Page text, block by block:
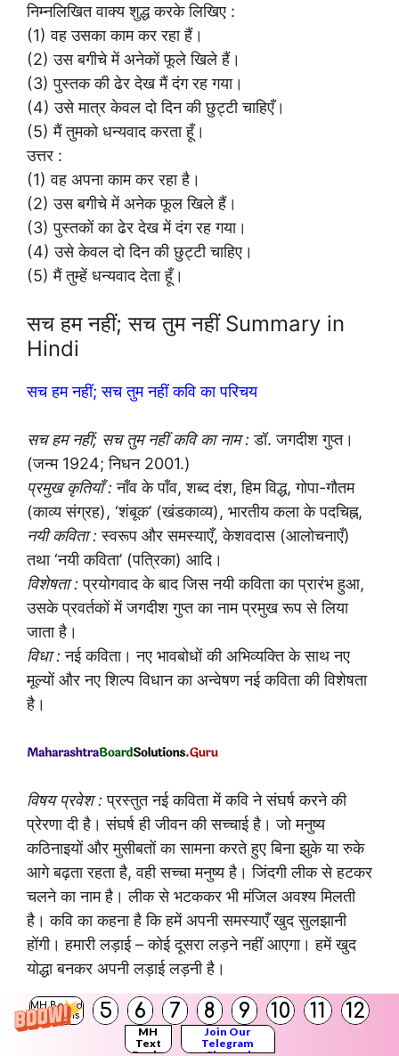
MH Board
Solutions
5 6 7 8 9 10 11 12
MH
Text
Join Our
Telegram
निम्नलिखित वाक्य शुद्ध करके लिखिए :
(1) वह उसका काम कर रहा हैं।
(2) उस बगीचे में अनेकों फूले खिले हैं।
(3) पुस्तक की ढेर देख मैं दंग रह गया।
(4) उसे मात्र केवल दो दिन की छुट्टी चाहिएँ।
(5) मैं तुमको धन्यवाद करता हूँ।
उत्तर :
(1) वह अपना काम कर रहा है।
(2) उस बगीचे में अनेक फूल खिले हैं।
(3) पुस्तकों का ढेर देख में दंग रह गया।
(4) उसे केवल दो दिन की छुट्टी चाहिए।
(5) मैं तुम्हें धन्यवाद देता हूँ।
सच हम नहीं; सच तुम नहीं Summary in
Hindi
सच हम नहीं; सच तुम नहीं कवि का परिचय
सच हम नहीं; सच तुम नहीं कवि का नाम : डॉ. जगदीश गुप्त।
(जन्म 1924; निधन 2001.)
प्रमुख कृतियाँ : नाँव के पाँव, शब्द दंश, हिम विद्ध, गोपा-गौतम
(काव्य संग्रह), ‘शंबूक’ (खंडकाव्य), भारतीय कला के पदचिह्न,
नयी कविता : स्वरूप और समस्याएँ, केशवदास (आलोचनाएँ)
तथा ‘नयी कविता’ (पत्रिका) आदि।
विशेषता : प्रयोगवाद के बाद जिस नयी कविता का प्रारंभ हुआ,
उसके प्रवर्तकों में जगदीश गुप्त का नाम प्रमुख रूप से लिया
जाता है।
विधा : नई कविता। नए भावबोधों की अभिव्यक्ति के साथ नए
मूल्यों और नए शिल्प विधान का अन्वेषण नई कविता की विशेषता
है।
विषय प्रवेश : प्रस्तुत नई कविता में कवि ने संघर्ष करने की
प्रेरणा दी है। संघर्ष ही जीवन की सच्चाई है। जो मनुष्य
कठिनाइयों और मुसीबतों का सामना करते हुए बिना झुके या रुके
आगे बढ़ता रहता है, वही सच्चा मनुष्य है। जिंदगी लीक से हटकर
चलने का नाम है। लीक से भटककर भी मंजिल अवश्य मिलती
है। कवि का कहना है कि हमें अपनी समस्याएँ खुद सुलझानी
होंगी। हमारी लड़ाई – कोई दूसरा लड़ने नहीं आएगा। हमें खुद
योद्धा बनकर अपनी लड़ाई लड़नी है।
सच हम नहीं; सच तुम नहीं कविता का सरल अर्थ